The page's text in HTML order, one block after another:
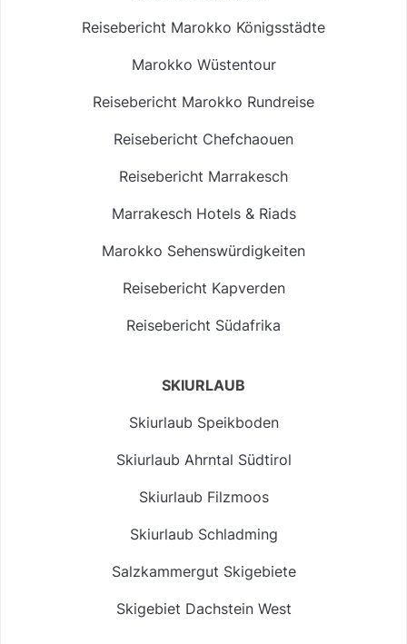
Reisebericht Marokko Königsstädte
Marokko Wüstentour
Reisebericht Marokko Rundreise
Reisebericht Chefchaouen
Reisebericht Marrakesch
Marrakesch Hotels & Riads
Marokko Sehenswürdigkeiten
Reisebericht Kapverden
Reisebericht Südafrika
SKIURLAUB
Skiurlaub Speikboden
Skiurlaub Ahrntal Südtirol
Skiurlaub Filzmoos
Skiurlaub Schladming
Salzkammergut Skigebiete
Skigebiet Dachstein West